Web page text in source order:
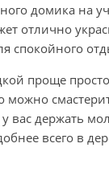
домика на
отлично
спокойного
проще
можно
вас держать
всего в